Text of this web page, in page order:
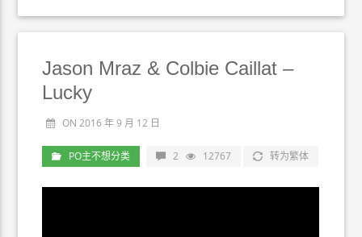
Jason Mraz & Colbie Caillat –
Lucky
ON 2016 年 9 月 12 日
PO主不想分类 2 12767 转为繁体